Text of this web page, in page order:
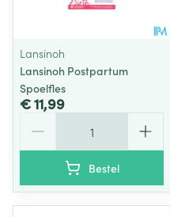
Lansinoh
Lansinoh Postpartum
Spoelfles
€ 11,99
Bestel